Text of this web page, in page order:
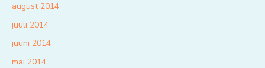
august 2014
juuli 2014
juuni 2014
mai 2014